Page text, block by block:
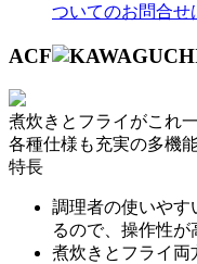
ついてのお問合せ
ACF
煮炊きとフライがこれ一
各種仕様も充実の多機能
特長
調理者の使いやす
るので、操作性が
煮炊きとフライ両